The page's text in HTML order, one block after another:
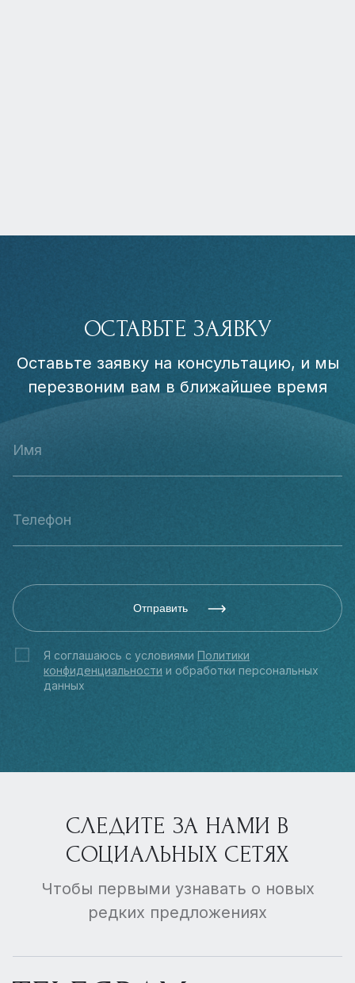
ОСТАВЬТЕ ЗАЯВКУ
Оставьте заявку на консультацию, и мы
перезвоним вам в ближайшее время
Отправить
Я соглашаюсь с условиями Политики
конфиденциальности и обработки персональных
данных
СЛЕДИТЕ ЗА НАМИ В
СОЦИАЛЬНЫХ СЕТЯХ
Чтобы первыми узнавать о новых
редких предложениях